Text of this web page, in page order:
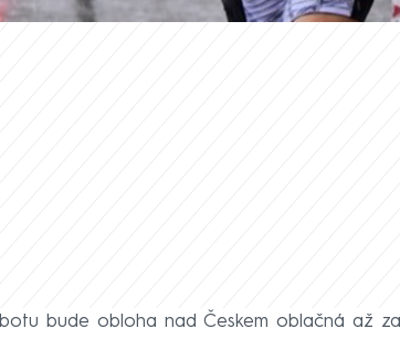
bude obloha nad Českem oblačná až